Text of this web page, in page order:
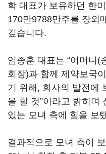
학 대표가 보유하던 한
170만9788만주를 장외
깊습니다.
임종훈 대표는 “어머니(
회장)과 함께 제약보국
기 위해, 회사의 발전에
을 할 것”이라고 밝히며
있는 모녀 측에 힘을 보
결과적으로 모녀 측이